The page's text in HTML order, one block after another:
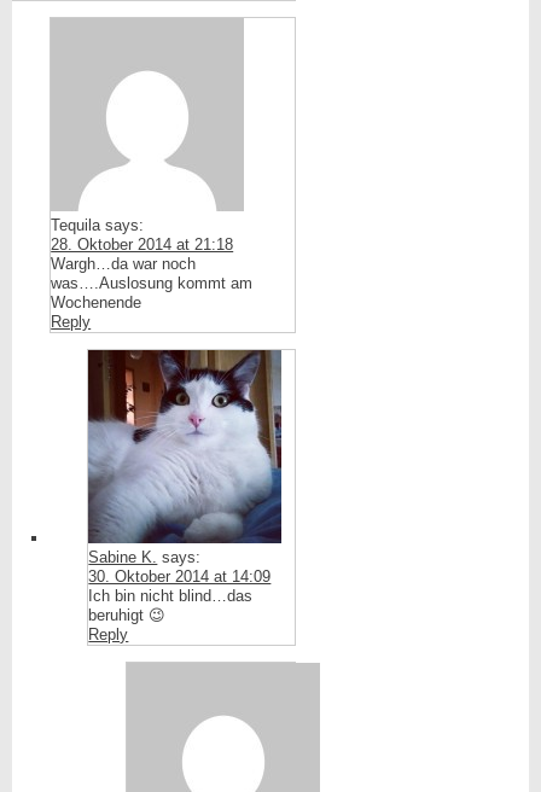
Tequila says:
28. Oktober 2014 at 21:18
Wargh…da war noch
was….Auslosung kommt am
Wochenende
Reply
Sabine K.
says:
30. Oktober 2014 at 14:09
Ich bin nicht blind…das
beruhigt 😉
Reply